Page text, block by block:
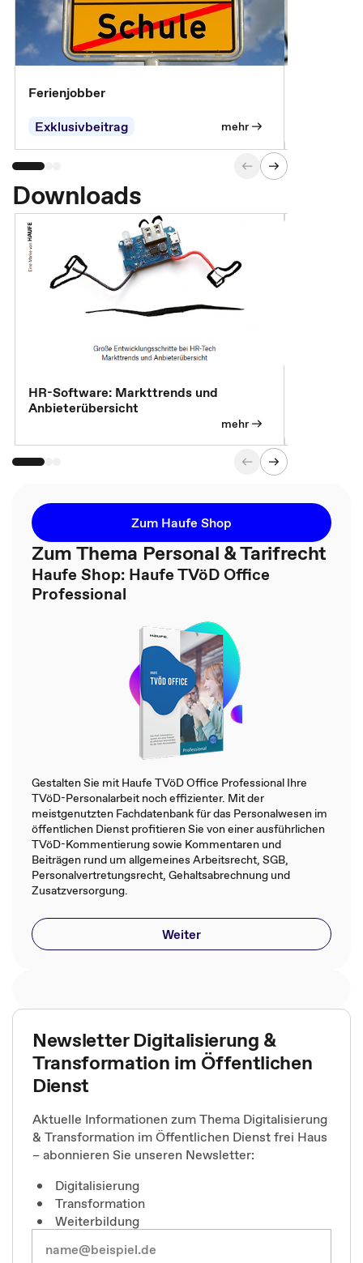
Ferienjobber
Exklusivbeitrag
mehr
Downloads
HR-Software: Markttrends und
Anbieterübersicht
mehr
Zum Haufe Shop
Zum Thema Personal & Tarifrecht
Haufe Shop: Haufe TVöD Office
Professional
Gestalten Sie mit Haufe TVöD Office Professional Ihre
TVöD-Personalarbeit noch effizienter. Mit der
meistgenutzten Fachdatenbank für das Personalwesen im
öffentlichen Dienst profitieren Sie von einer ausführlichen
TVöD-Kommentierung sowie Kommentaren und
Beiträgen rund um allgemeines Arbeitsrecht, SGB,
Personalvertretungsrecht, Gehaltsabrechnung und
Zusatzversorgung.
Weiter
Newsletter Digitalisierung &
Transformation im Öffentlichen
Dienst
Aktuelle Informationen zum Thema Digitalisierung
& Transformation im Öffentlichen Dienst frei Haus
– abonnieren Sie unseren Newsletter:
Digitalisierung
Transformation
Weiterbildung